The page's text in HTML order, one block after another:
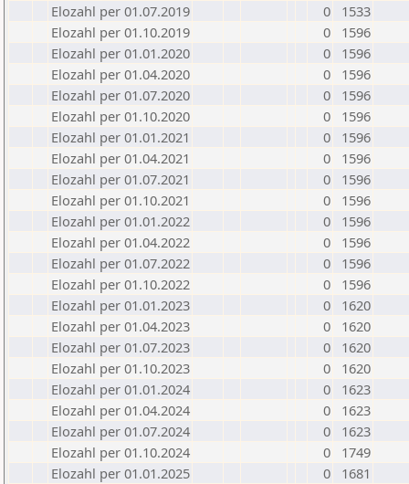
Elozahl per 01.07.2019
0
1533
Elozahl per 01.10.2019
0
1596
Elozahl per 01.01.2020
0
1596
Elozahl per 01.04.2020
0
1596
Elozahl per 01.07.2020
0
1596
Elozahl per 01.10.2020
0
1596
Elozahl per 01.01.2021
0
1596
Elozahl per 01.04.2021
0
1596
Elozahl per 01.07.2021
0
1596
Elozahl per 01.10.2021
0
1596
Elozahl per 01.01.2022
0
1596
Elozahl per 01.04.2022
0
1596
Elozahl per 01.07.2022
0
1596
Elozahl per 01.10.2022
0
1596
Elozahl per 01.01.2023
0
1620
Elozahl per 01.04.2023
0
1620
Elozahl per 01.07.2023
0
1620
Elozahl per 01.10.2023
0
1620
Elozahl per 01.01.2024
0
1623
Elozahl per 01.04.2024
0
1623
Elozahl per 01.07.2024
0
1623
Elozahl per 01.10.2024
0
1749
Elozahl per 01.01.2025
0
1681